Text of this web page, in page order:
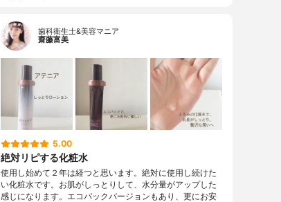
歯科衛生士&美容マニア
齋藤富美
5.00
絶対リピする化粧水
使用し始めて２年は経つと思います。絶対に使用し続けた
い化粧水です。お肌がしっとりして、水分量がアップした
感じになります。エコパックバージョンもあり、更にお安